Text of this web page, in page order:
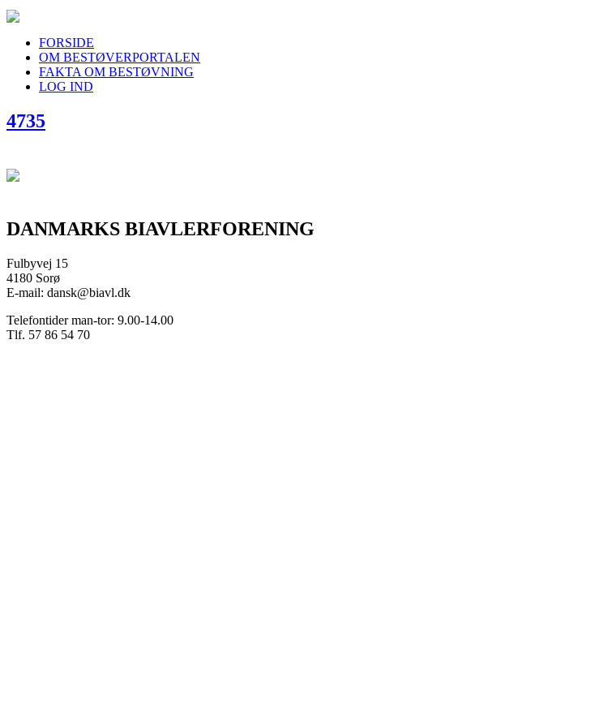
FORSIDE
OM BESTØVERPORTALEN
FAKTA OM BESTØVNING
LOG IND
4735
DANMARKS BIAVLERFORENING
Fulbyvej 15
4180 Sorø
E-mail: dansk@biavl.dk
Telefontider man-tor: 9.00-14.00
Tlf. 57 86 54 70